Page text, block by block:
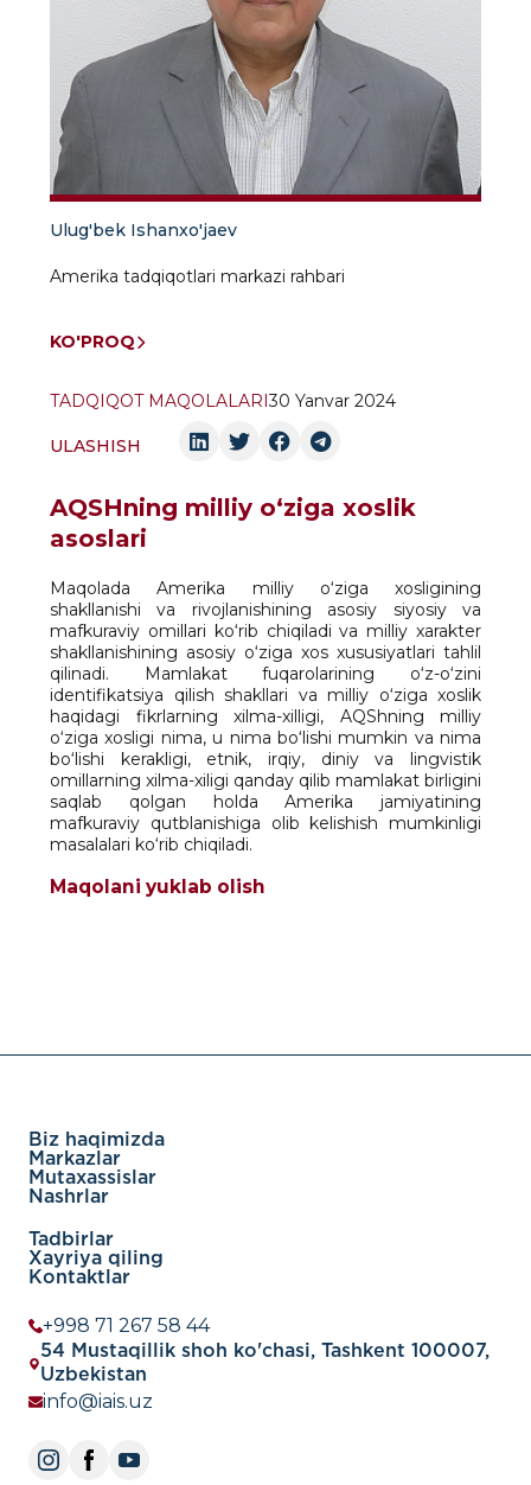
Ulug'bek Ishanxo'jaev
Amerika tadqiqotlari markazi rahbari
KO'PROQ
TADQIQOT MAQOLALARI30 Yanvar 2024
ULASHISH
AQSHning milliy o‘ziga xoslik
asoslari
Maqolada Amerika milliy o‘ziga xosligining
shakllanishi va rivojlanishining asosiy siyosiy va
mafkuraviy omillari ko‘rib chiqiladi va milliy xarakter
shakllanishining asosiy o‘ziga xos xususiyatlari tahlil
qilinadi. Mamlakat fuqarolarining o‘z-o‘zini
identifikatsiya qilish shakllari va milliy o‘ziga xoslik
haqidagi fikrlarning xilma-xilligi, AQShning milliy
o‘ziga xosligi nima, u nima bo‘lishi mumkin va nima
bo‘lishi kerakligi, etnik, irqiy, diniy va lingvistik
omillarning xilma-xiligi qanday qilib mamlakat birligini
saqlab qolgan holda Amerika jamiyatining
mafkuraviy qutblanishiga olib kelishish mumkinligi
masalalari ko‘rib chiqiladi.
Maqolani yuklab olish
Biz haqimizda
Markazlar
Mutaxassislar
Nashrlar
Tadbirlar
Xayriya qiling
Kontaktlar
+998 71 267 58 44
54 Mustaqillik shoh ko'chasi, Tashkent 100007,
Uzbekistan
info@iais.uz